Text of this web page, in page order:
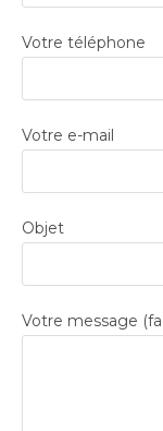
Votre téléphone
Votre e-mail
Objet
Votre message